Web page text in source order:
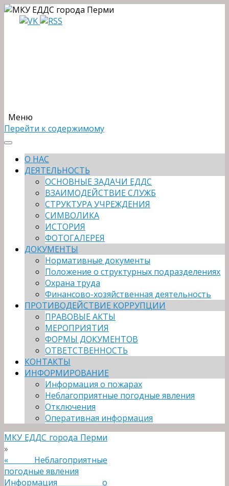
Меню
Перейти к содержимому
О НАС
ДЕЯТЕЛЬНОСТЬ
ОСНОВНЫЕ ЗАДАЧИ ЕДДС
ВЗАИМОДЕЙСТВИЕ СЛУЖБ
СТРУКТУРА УЧРЕЖДЕНИЯ
СИМВОЛИКА
ИСТОРИЯ
ФОТОГАЛЕРЕЯ
ДОКУМЕНТЫ
Нормативные документы
Положение о структурных подразделениях
Охрана труда
Финансово-хозяйственная деятельность
ПРОТИВОДЕЙСТВИЕ КОРРУПЦИИ
ПРАВОВЫЕ АКТЫ
МЕРОПРИЯТИЯ
ФОРМЫ ДОКУМЕНТОВ
ОТВЕТСТВЕННОСТЬ
КОНТАКТЫ
ИНФОРМИРОВАНИЕ
Информация о пожарах
Неблагоприятные погодные явления
Отключения
Оперативная информация
МКУ ЕДДС города Перми
»
« Неблагоприятные
погодные явления
Информация о